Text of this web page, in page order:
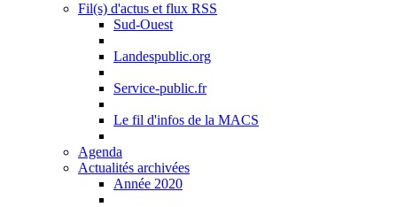
Fil(s) d'actus et flux RSS
Sud-Ouest
Landespublic.org
Service-public.fr
Le fil d'infos de la MACS
Agenda
Actualités archivées
Année 2020